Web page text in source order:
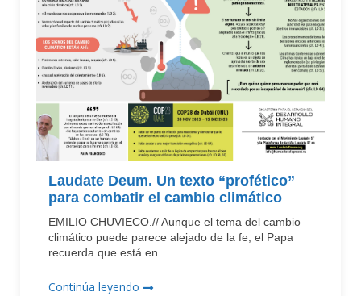
Laudate Deum. Un texto “profético”
para combatir el cambio climático
EMILIO CHUVIECO.// Aunque el tema del cambio
climático puede parece alejado de la fe, el Papa
recuerda que está en...
Continúa leyendo